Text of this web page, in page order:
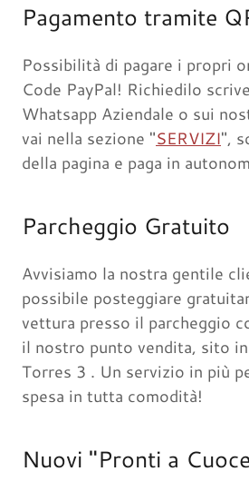
Pagamento tramite
Possibilità di pagare i propri
Code PayPal! Richiedilo
Whatsapp Aziendale o sui
vai nella sezione "SERVIZI",
della pagina e paga in
Parcheggio Gratuito
Avvisiamo la nostra gentile
possibile posteggiare
vettura presso il parcheggio
il nostro punto vendita, sito
Torres 3 . Un servizio in più
spesa in tutta comodità!
Nuovi "Pronti a